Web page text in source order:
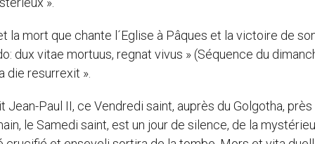
mort que chante l´Eglise à Pâques et la victoire de
dux vitae mortuus, regnat vivus » (Séquence du
die resurrexit ».
Paul II, ce Vendredi saint, auprès du Golgotha, près
le Samedi saint, est un jour de silence, de la